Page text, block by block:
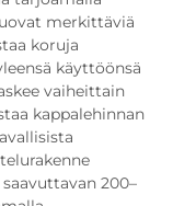
merkittäviä
koruja
käyttöönsä
vaiheittain
kappalehinnan
200–